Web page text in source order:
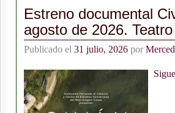
Estreno documental
agosto de 2026.
Publicado el 31 julio, 2026 por